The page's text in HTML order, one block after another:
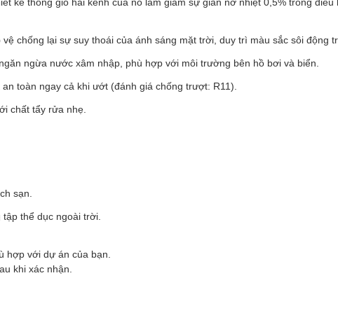
chống lại sự suy thoái của ánh sáng mặt trời, duy trì màu sắc sôi động
ngừa nước xâm nhập, phù hợp với môi trường bên hồ bơi và biển.
toàn ngay cả khi ướt (đánh giá chống trượt: R11).
chất tẩy rửa nhẹ.
sạn.
thể dục ngoài trời.
hợp với dự án của bạn.
khi xác nhận.